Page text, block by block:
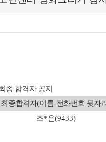
종 합격자 공지
최종합격자(이름-전화번호 뒷자리
조*은(9433)